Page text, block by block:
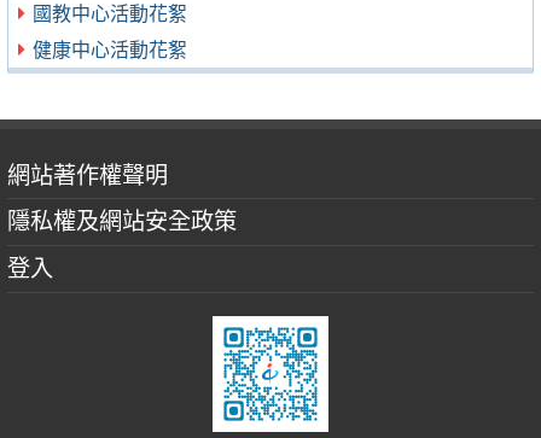
國教中心活動花絮
健康中心活動花絮
網站著作權聲明
隱私權及網站安全政策
登入